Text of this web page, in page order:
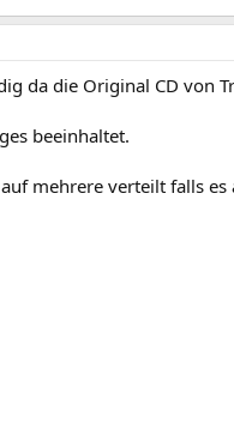
da die Original CD von
beeinhaltet.
mehrere verteilt falls es